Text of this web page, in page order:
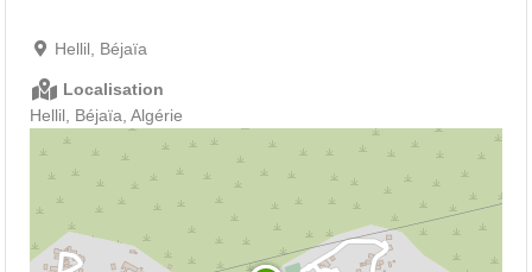
Hellil, Béjaïa
Localisation
Hellil, Béjaïa, Algérie